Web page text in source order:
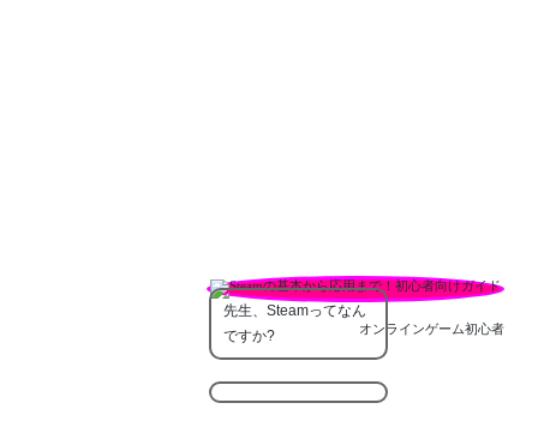
オンラインゲーム初心者
先生、Steamってなん
ですか?